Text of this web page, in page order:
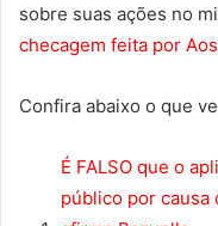
sobre suas ações no
checagem feita por
Confira abaixo o que
É FALSO que o
público por causa